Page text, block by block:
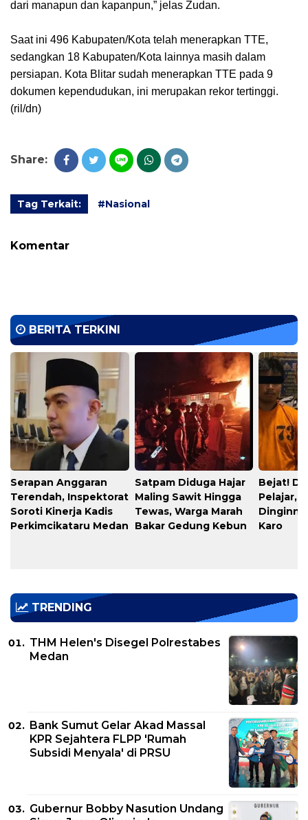
dari manapun dan kapanpun,” jelas Zudan.
Saat ini 496 Kabupaten/Kota telah menerapkan TTE,
sedangkan 18 Kabupaten/Kota lainnya masih dalam
persiapan. Kota Blitar sudah menerapkan TTE pada 9
dokumen kependudukan, ini merupakan rekor tertinggi.
(ril/dn)
Share:
Tag Terkait: #Nasional
Komentar
BERITA TERKINI
Serapan Anggaran
Terendah, Inspektorat
Soroti Kinerja Kadis
Perkimcikataru Medan
​Satpam Diduga Hajar
Maling Sawit Hingga
Tewas, Warga Marah
Bakar Gedung Kebun
​Bejat!
Pelajar,
Karo
TRENDING
THM Helen's Disegel Polrestabes
Medan
Bank Sumut Gelar Akad Massal
KPR Sejahtera FLPP 'Rumah
Subsidi Menyala' di PRSU
Gubernur Bobby Nasution Undang